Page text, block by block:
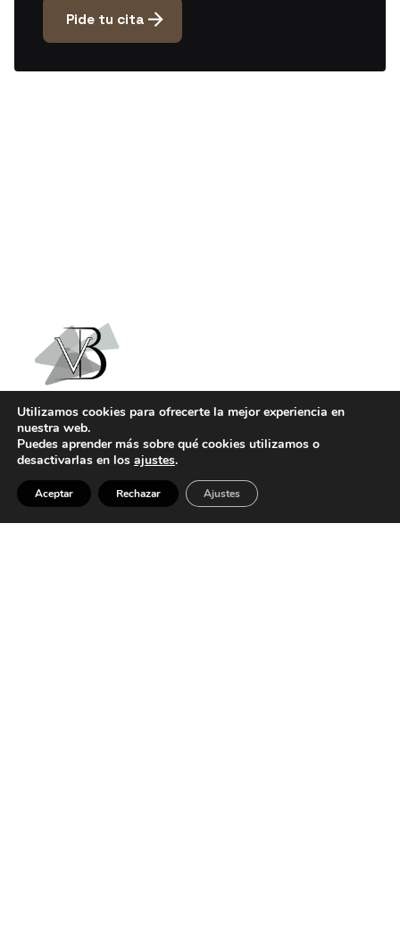
Pide tu cita
Dónde estamos
Centro Médico Basco VidalesCalle Venegas, 10
Las Palmas de Gran Canaria
Utilizamos cookies para ofrecerte la mejor experiencia en
nuestra web.
Puedes aprender más sobre qué cookies utilizamos o
desactivarlas en los ajustes.
Aceptar Rechazar Ajustes